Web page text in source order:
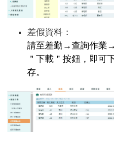
差假資料：
請至差勤 →查詢作業 →
＂ 下載＂按鈕 ，即可
存。